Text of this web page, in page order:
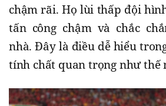
chậm rãi. Họ lùi thấp đội
tấn công chậm và chắc
nhà. Đây là điều dễ hiểu
tính chất quan trọng như thế